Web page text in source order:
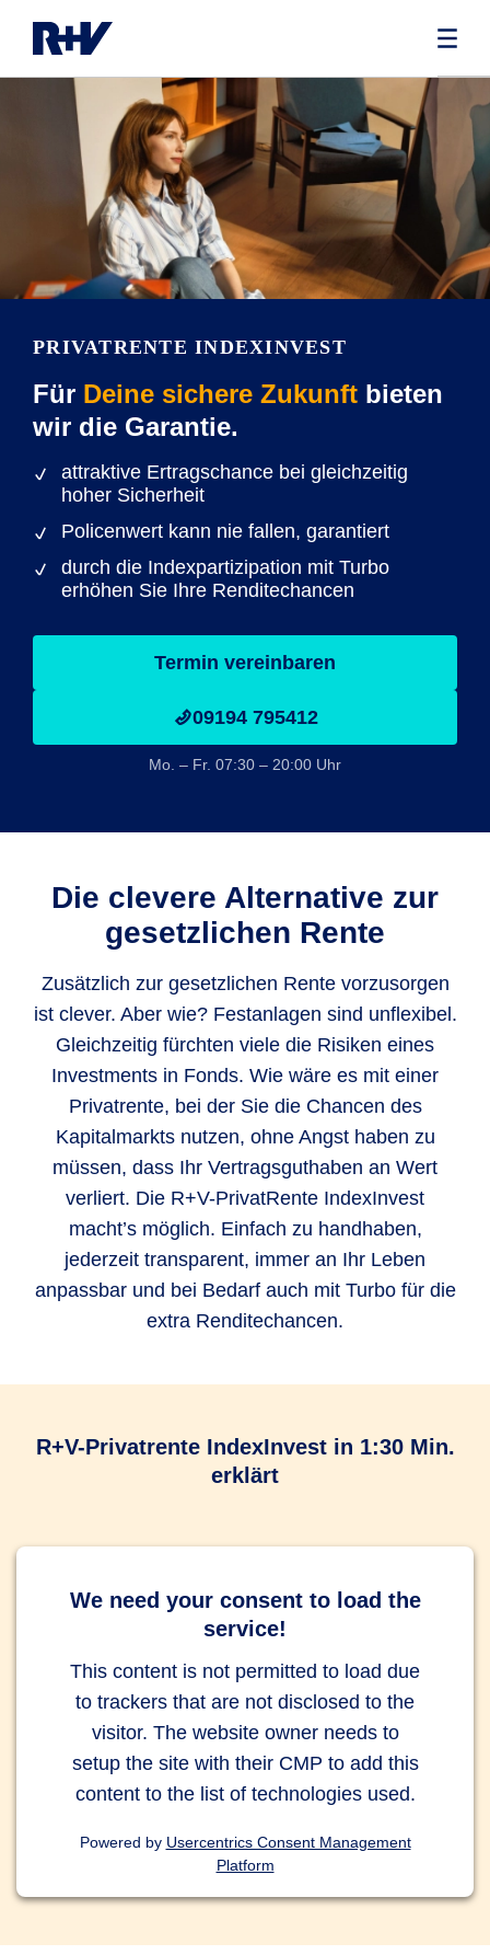
PRIVATRENTE INDEXINVEST
Für Deine sichere Zukunft bieten
wir die Garantie.
attraktive Ertragschance bei gleichzeitig
hoher Sicherheit
Policenwert kann nie fallen, garantiert
durch die Indexpartizipation mit Turbo
erhöhen Sie Ihre Renditechancen
Termin vereinbaren
09194 795412
Mo. – Fr. 07:30 – 20:00 Uhr
Die clevere Alternative zur
gesetzlichen Rente
Zusätzlich zur gesetzlichen Rente vorzusorgen
ist clever. Aber wie? Festanlagen sind unflexibel.
Gleichzeitig fürchten viele die Risiken eines
Investments in Fonds. Wie wäre es mit einer
Privatrente, bei der Sie die Chancen des
Kapitalmarkts nutzen, ohne Angst haben zu
müssen, dass Ihr Vertragsguthaben an Wert
verliert. Die R+V-PrivatRente IndexInvest
macht’s möglich. Einfach zu handhaben,
jederzeit transparent, immer an Ihr Leben
anpassbar und bei Bedarf auch mit Turbo für die
extra Renditechancen.
R+V-Privatrente IndexInvest in 1:30 Min.
erklärt
We need your consent to load the
service!
This content is not permitted to load due
to trackers that are not disclosed to the
visitor. The website owner needs to
setup the site with their CMP to add this
content to the list of technologies used.
Powered by Usercentrics Consent Management
Platform